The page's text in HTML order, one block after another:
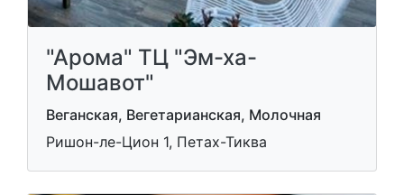
"Арома" ТЦ "Эм-ха-
Мошавот"
Веганская, Вегетарианская, Молочная
Ришон-ле-Цион 1, Петах-Тиква